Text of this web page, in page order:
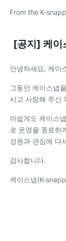
From the K-
[공지] 케이
안녕하세요, 케이
그동안 케이스냅
시고 사랑해 주신
아쉽게도 케이스
로 운영을 종료하
성원과 관심에 다
감사합니다.
케이스냅(K-